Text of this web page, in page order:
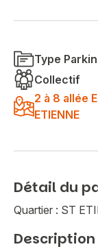
Type
Collectif
2 à 8 allée
ETIENNE
Détail du
Quartier : ST
Description